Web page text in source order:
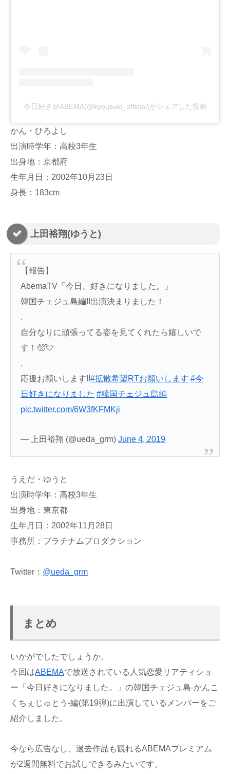
今日好き@ABEMA(@kyousuki_official)がシェアした投稿
かん・ひろよし
出演時学年：高校3年生
出身地：京都府
生年月日：2002年10月23日
身長：183cm
上田裕翔(ゆうと)
【報告】
AbemaTV「今日、好きになりました。」
韓国チェジュ島編!!出演決まりました！
.
自分なりに頑張ってる姿を見てくれたら嬉しいで
す！🥺💘
.
応援お願いします!!#拡散希望RTお願いします #今
日好きになりました #韓国チェジュ島編
pic.twitter.com/6W3fKFMKji
— 上田裕翔 (@ueda_grm)June 4, 2019
うえだ・ゆうと
出演時学年：高校3年生
出身地：東京都
生年月日：2002年11月28日
事務所：プラチナムプロダクション
Twitter： @ueda_grm
まとめ
いかがでしたでしょうか。
今回はABEMAで放送されている人気恋愛リアティショ
ー「今日好きになりました。」の韓国チェジュ島-かんこ
くちぇじゅとう-編(第19弾)に出演しているメンバーをご
紹介しました。
今なら広告なし、過去作品も観れるABEMAプレミアム
が2週間無料でお試しできるみたいです。